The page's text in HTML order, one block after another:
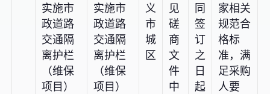
实施市
政道路
交通隔
离护栏
（维保
项目）
实施市
政道路
交通隔
离护栏
（维保
项目）
义
市
城
区
见
磋
商
文
件
中
同
签
订
之
日
起
家相关
规范合
格标
准，满
足采购
人要